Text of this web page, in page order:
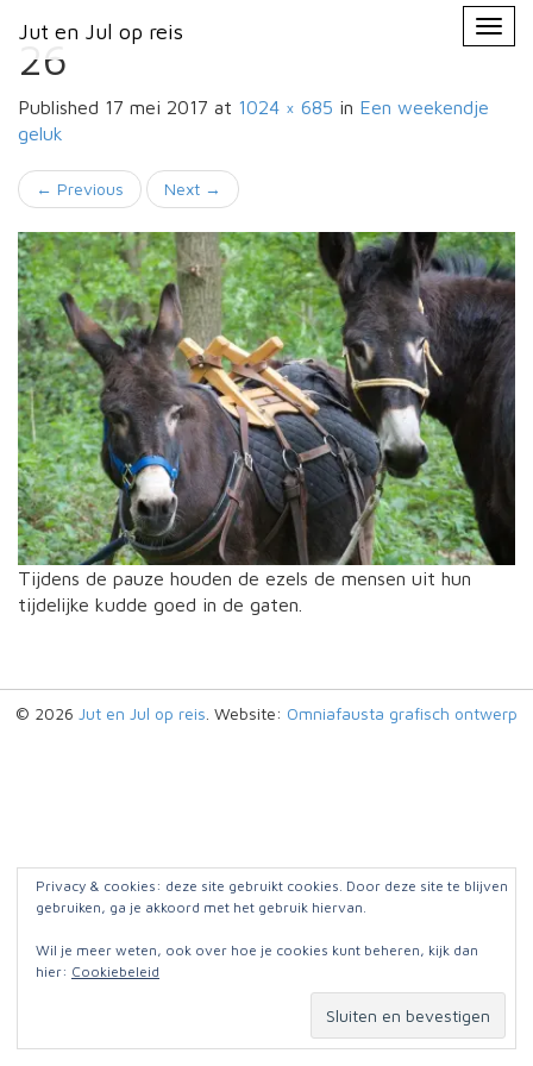
Jut en Jul op reis
Primary
Menu
Jut en Jul op reis
26
Published 17 mei 2017 at 1024 × 685 in Een weekendje
geluk
← Previous Next →
Tijdens de pauze houden de ezels de mensen uit hun
tijdelijke kudde goed in de gaten.
© 2026 Jut en Jul op reis . Website: Omniafausta grafisch ontwerp
Privacy & cookies: deze site gebruikt cookies. Door deze site te blijven
gebruiken, ga je akkoord met het gebruik hiervan.
Wil je meer weten, ook over hoe je cookies kunt beheren, kijk dan
hier: Cookiebeleid